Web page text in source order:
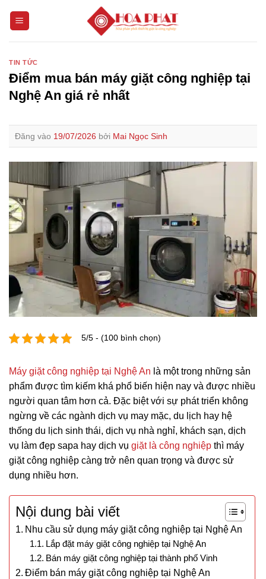
TIN TỨC
Điểm mua bán máy giặt công nghiệp tại
Nghệ An giá rẻ nhất
Đăng vào 19/07/2026 bởi Mai Ngọc Sinh
5/5 - (100 bình chọn)
Máy giặt công nghiệp tại Nghệ An là một trong những sản
phẩm được tìm kiếm khá phổ biến hiện nay và được nhiều
người quan tâm hơn cả. Đặc biệt với sự phát triển không
ngừng về các ngành dịch vụ may mặc, du lịch hay hệ
thống du lịch sinh thái, dịch vụ nhà nghỉ, khách sạn, dịch
vụ làm đẹp sapa hay dịch vụ giặt là công nghiệp thì máy
giặt công nghiệp càng trở nên quan trọng và được sử
dụng nhiều hơn.
Nội dung bài viết
Nhu cầu sử dụng máy giặt công nghiệp tại Nghệ An
Lắp đặt máy giặt công nghiệp tại Nghệ An
Bán máy giặt công nghiệp tại thành phố Vinh
Điểm bán máy giặt công nghiệp tại Nghệ An